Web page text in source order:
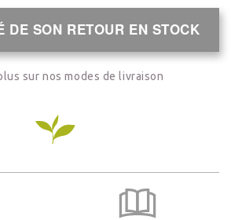
DE SON RETOUR EN STOCK
sur nos modes de livraison